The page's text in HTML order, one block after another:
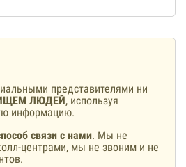
представителями ни
ЛЮДЕЙ, используя
информацию.
связи с нами. Мы не
центрами, мы не звоним и не